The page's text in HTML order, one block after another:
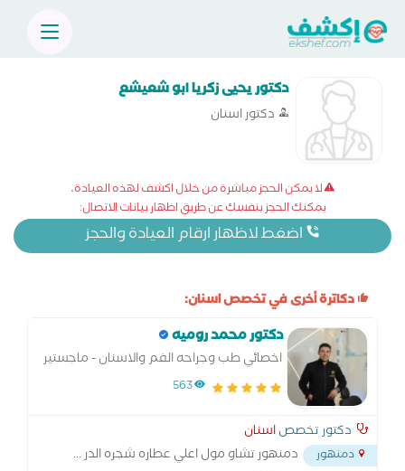
دكتور يحيى زكريا ابو شعيشع
دكتور اسنان
لا يمكن الحجز مباشرة من خلال اكشف لهذه العيادة،
يمكنك الحجز بنفسك عن طريق اظهار بيانات الاتصال:
اضغط لاظهار ارقام العيادة والحجز
دكاترة أخرى في تخصص اسنان:
دكتور محمد روميه
اخصائي طب وجراحه الفم والاسنان - ماجستير
التركيبات والزراعه جامعه الاسكندريه
563
دكتور تخصصاسنان
دمنهور دمنهور تشاو مول اعلي عطاره شجره الدر...